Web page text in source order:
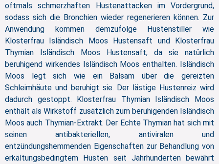
oftmals schmerzhaften Hustenattacken im Vordergrund,
sodass sich die Bronchien wieder regenerieren können. Zur
Anwendung kommen demzufolge Hustenstiller wie
Klosterfrau Isländisch Moos Hustensaft und Klosterfrau
Thymian Isländisch Moos Hustensaft, da sie natürlich
beruhigend wirkendes Isländisch Moos enthalten. Isländisch
Moos legt sich wie ein Balsam über die gereizten
Schleimhäute und beruhigt sie. Der lästige Hustenreiz wird
dadurch gestoppt. Klosterfrau Thymian Isländisch Moos
enthält als Wirkstoff zusätzlich zum beruhigenden Isländisch
Moos auch Thymian-Extrakt. Der Echte Thymian hat sich mit
seinen antibakteriellen, antiviralen und
entzündungshemmenden Eigenschaften zur Behandlung von
erkältungsbedingtem Husten seit Jahrhunderten bewährt